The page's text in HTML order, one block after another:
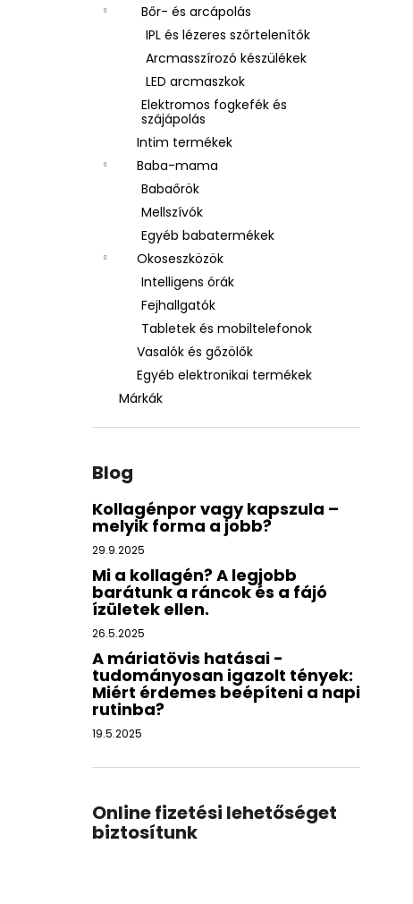
Bőr- és arcápolás
IPL és lézeres szőrtelenítők
Arcmasszírozó készülékek
LED arcmaszkok
Elektromos fogkefék és
szájápolás
Intim termékek
Baba-mama
Babaőrök
Mellszívók
Egyéb babatermékek
Okoseszközök
Intelligens órák
Fejhallgatók
Tabletek és mobiltelefonok
Vasalók és gőzölők
Egyéb elektronikai termékek
Márkák
Blog
Kollagénpor vagy kapszula –
melyik forma a jobb?
29.9.2025
Mi a kollagén? A legjobb
barátunk a ráncok és a fájó
ízületek ellen.
26.5.2025
A máriatövis hatásai -
tudományosan igazolt tények:
Miért érdemes beépíteni a napi
rutinba?
19.5.2025
Online fizetési lehetőséget
biztosítunk